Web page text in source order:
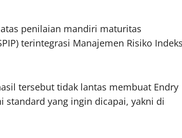
penilaian mandiri maturitas
terintegrasi Manajemen Risiko
tersebut tidak lantas membuat Endry
yang ingin dicapai, yakni di